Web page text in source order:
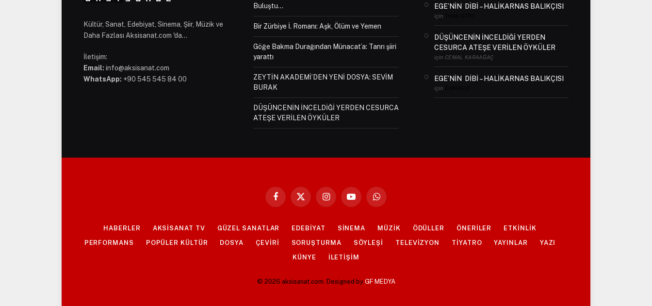
Kültür, Sanat, Edebiyat, Sinema, Şiir, Müzik ve
Daha Fazlası Aksisanat.com 'da...
İletişim:
Email: info@aksisanat.com
WhatsApp: +90 545 545 84 00
Buluştu…
Bir Zürbiye İ. Romanı: Aşk, Ölüm ve Yemen
Göğe Bakma Durağından Münacat’a: Tanrı şiiri
yarattı
ZEYTİN AKADEMİ’DEN YENİ DOSYA: SEVİM
BURAK
DÜŞÜNCENİN İNCELDİĞİ YERDEN CESURCA
ATEŞE VERİLEN ÖYKÜLER
EGE’NİN DİBİ – HALİKARNAS BALIKÇISI
için
DÜŞÜNCENİN İNCELDİĞİ YERDEN
CESURCA ATEŞE VERİLEN ÖYKÜLER
için CEMAL KARAAĞAÇ
EGE’NİN DİBİ – HALİKARNAS BALIKÇISI
için
Facebook
X
InstagramYouTubeWhatsApp
HABERLER AKSİSANAT TV GÜZEL SANATLAR EDEBİYAT SİNEMA MÜZİK ÖDÜLLER ÖNERİLER
ETKİNLİK
PERFORMANS
POPÜLER KÜLTÜR DOSYA ÇEVİRİ SORUŞTURMA SÖYLEŞİ TELEVİZYON TİYATRO YAYINLAR
YAZI
KÜNYE
İLETİŞİM
© 2026 aksisanat.com. Designed by GF MEDYA